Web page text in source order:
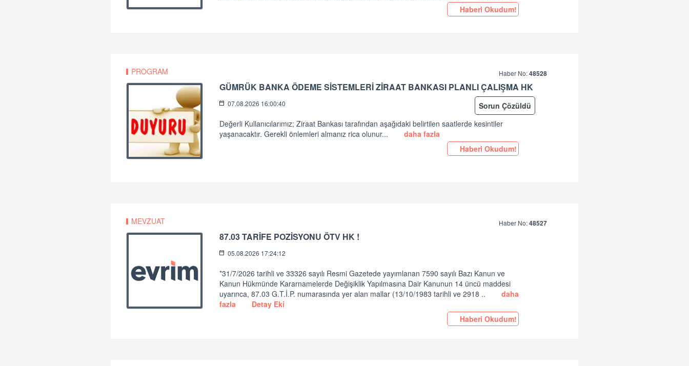
Haberi Okudum!
PROGRAM Haber No:48528
GÜMRÜK BANKA ÖDEME SİSTEMLERİ ZİRAAT BANKASI PLANLI ÇALIŞMA HK
07.08.2026 16:00:40
Sorun Çözüldü
Değerli Kullanıcılarımız; Ziraat Bankası tarafından aşağıdaki belirtilen saatlerde kesintiler
yaşanacaktır. Gerekli önlemleri almanız rica olunur...
daha fazla
Haberi Okudum!
MEVZUAT Haber No:48527
87.03 TARİFE POZİSYONU ÖTV HK !
05.08.2026 17:24:12
*31/7/2026 tarihli ve 33326 sayılı Resmi Gazetede yayımlanan 7590 sayılı Bazı Kanun ve
Kanun Hükmünde Kararnamelerde Değişiklik Yapılmasına Dair Kanunun 14 üncü maddesi
uyarınca, 87.03 G.T.İ.P. numarasında yer alan mallar (13/10/1983 tarihli ve 2918 ..
daha
fazla
Detay Eki
Haberi Okudum!